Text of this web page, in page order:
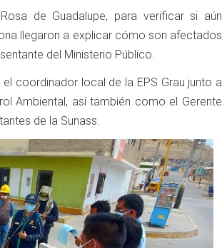
de Guadalupe, para verificar si aún
llegaron a explicar cómo son afectados
del Ministerio Público.
coordinador local de la EPS Grau junto a
Ambiental, así también como el Gerente
de la Sunass.